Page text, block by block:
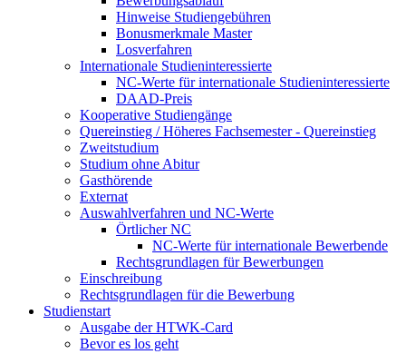
Hinweise Studiengebühren
Bonusmerkmale Master
Losverfahren
Internationale Studieninteressierte
NC-Werte für internationale Studieninteressierte
DAAD-Preis
Kooperative Studiengänge
Quereinstieg / Höheres Fachsemester - Quereinstieg
Zweitstudium
Studium ohne Abitur
Gasthörende
Externat
Auswahlverfahren und NC-Werte
Örtlicher NC
NC-Werte für internationale Bewerbende
Rechtsgrundlagen für Bewerbungen
Einschreibung
Rechtsgrundlagen für die Bewerbung
Studienstart
Ausgabe der HTWK-Card
Bevor es los geht